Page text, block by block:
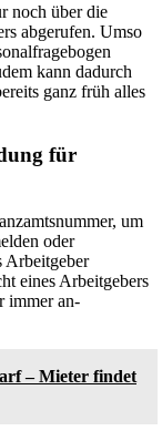
noch über die
abgerufen. Umso
kann dadurch
ganz früh alles
für
um
oder
Arbeitgeber
eines Arbeitgebers
immer an-
– Mieter findet